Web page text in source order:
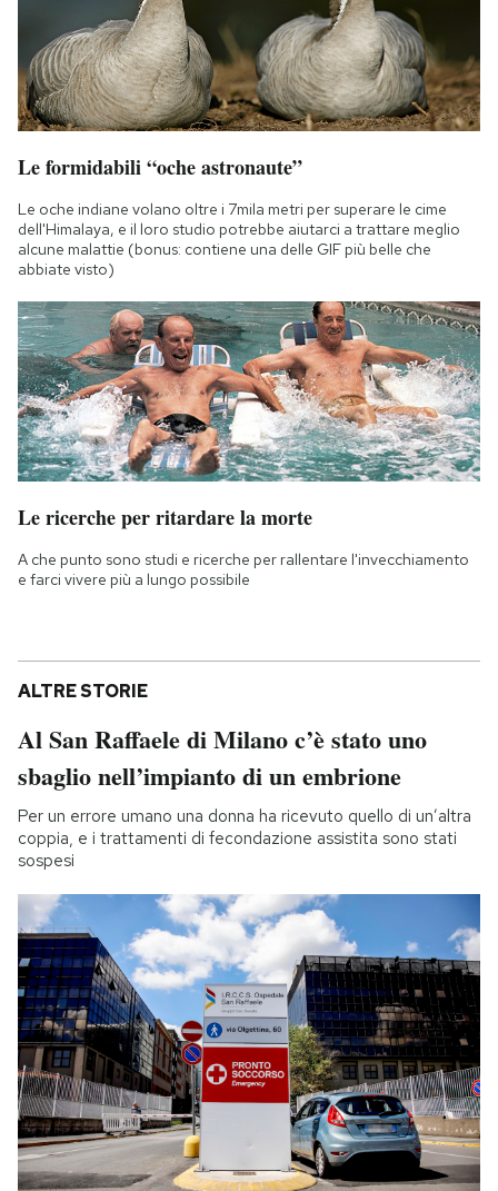
Le formidabili “oche astronaute”
Le oche indiane volano oltre i 7mila metri per superare le cime
dell'Himalaya, e il loro studio potrebbe aiutarci a trattare meglio
alcune malattie (bonus: contiene una delle GIF più belle che
abbiate visto)
Le ricerche per ritardare la morte
A che punto sono studi e ricerche per rallentare l'invecchiamento
e farci vivere più a lungo possibile
ALTRE STORIE
Al San Raffaele di Milano c’è stato uno
sbaglio nell’impianto di un embrione
Per un errore umano una donna ha ricevuto quello di un’altra
coppia, e i trattamenti di fecondazione assistita sono stati
sospesi